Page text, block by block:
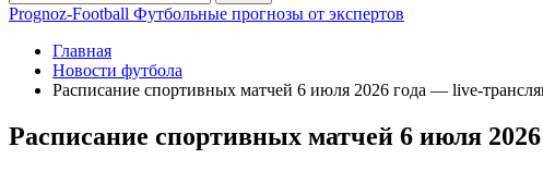
Prognoz-Football Футбольные прогнозы от экспертов
Главная
Новости футбола
Расписание спортивных матчей 6 июля 2026 года — live-
Расписание спортивных матчей 6 июля